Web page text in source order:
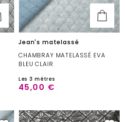
Jean's matelassé
CHAMBRAY MATELASSÉ EVA
BLEU CLAIR
Les 3 mètres
45,00 €